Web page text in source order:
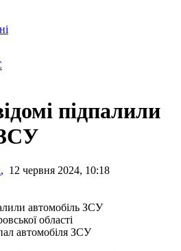
підпалили
, 12 червня 2024, 10:18
області
автомобіля ЗСУ